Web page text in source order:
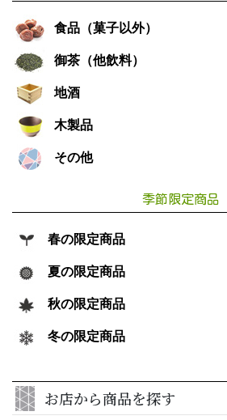
食品（菓子以外）
御茶（他飲料）
地酒
木製品
その他
季節限定商品
春の限定商品
夏の限定商品
秋の限定商品
冬の限定商品
お店から商品を探す